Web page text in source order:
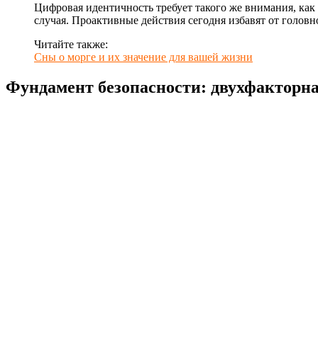
Цифровая идентичность требует такого же внимания,
случая. Проактивные действия сегодня избавят от
Читайте также:
Сны о морге и их значение для вашей жизни
Фундамент безопасности: